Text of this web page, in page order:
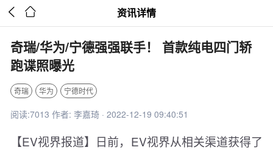
  资讯详情
奇瑞/华为/宁德强强联手！ 首款纯电四门轿
跑谍照曝光
奇瑞 华为 宁德时代
阅读:7013 作者: 李嘉琦 · 2022-12-19 09:40:51
【EV视界报道】日前，EV视界从相关渠道获得了